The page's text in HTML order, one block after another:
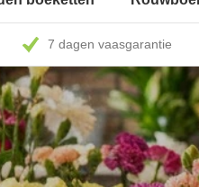
7 dagen vaasgarantie